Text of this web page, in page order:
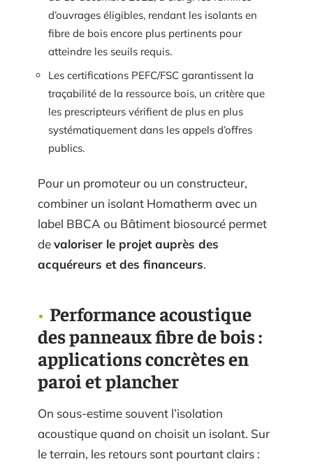
d’ouvrages éligibles, rendant les isolants en
fibre de bois encore plus pertinents pour
atteindre les seuils requis.
Les certifications PEFC/FSC garantissent la
traçabilité de la ressource bois, un critère que
les prescripteurs vérifient de plus en plus
systématiquement dans les appels d’offres
publics.
Pour un promoteur ou un constructeur,
combiner un isolant Homatherm avec un
label BBCA ou Bâtiment biosourcé permet
devaloriser le projet auprès des
acquéreurs et des financeurs.
Performance acoustique
des panneaux fibre de bois :
applications concrètes en
paroi et plancher
On sous-estime souvent l’isolation
acoustique quand on choisit un isolant. Sur
le terrain, les retours sont pourtant clairs :